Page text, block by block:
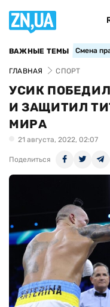
ВАЖНЫЕ ТЕМЫ Смена
ГЛАВНАЯ СПОРТ
УСИК
И ЗАЩИТИЛ
МИРА
21 августа, 2022, 02:07
Поделиться